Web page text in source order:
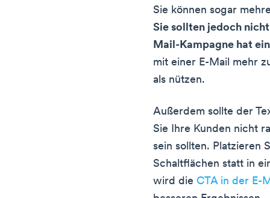
Sie können sogar
Sie sollten jedoch
Mail-Kampagne hat
mit einer E-Mail mehr
als nützen.
Außerdem sollte der
Sie Ihre Kunden nicht
sein sollten. Platzieren
Schaltflächen statt in
wird die CTA in der E-